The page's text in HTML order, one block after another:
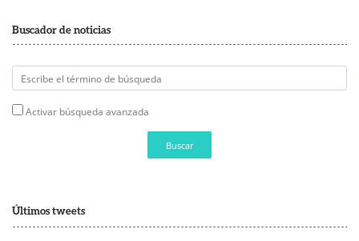
Buscador de noticias
Activar búsqueda avanzada
Buscar
Últimos tweets